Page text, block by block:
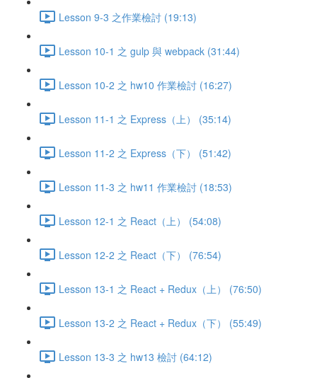
Lesson 9-3 之作業檢討 (19:13)
Lesson 10-1 之 gulp 與 webpack (31:44)
Lesson 10-2 之 hw10 作業檢討 (16:27)
Lesson 11-1 之 Express（上） (35:14)
Lesson 11-2 之 Express（下） (51:42)
Lesson 11-3 之 hw11 作業檢討 (18:53)
Lesson 12-1 之 React（上） (54:08)
Lesson 12-2 之 React（下） (76:54)
Lesson 13-1 之 React + Redux（上） (76:50)
Lesson 13-2 之 React + Redux（下） (55:49)
Lesson 13-3 之 hw13 檢討 (64:12)